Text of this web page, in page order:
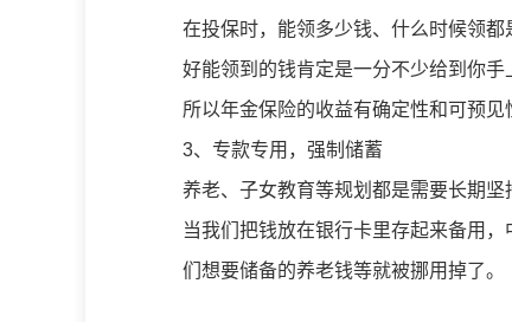
在投保时，能领多少钱、什么时候领
好能领到的钱肯定是一分不少给到你手
所以年金保险的收益有确定性和可预见
3、专款专用，强制储蓄
养老、子女教育等规划都是需要长期坚
当我们把钱放在银行卡里存起来备用
们想要储备的养老钱等就被挪用掉了。